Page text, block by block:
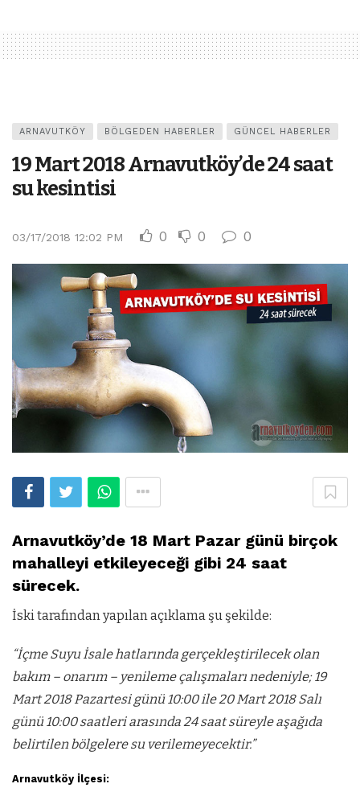
ARNAVUTKÖY BÖLGEDEN HABERLER GÜNCEL HABERLER
19 Mart 2018 Arnavutköy’de 24 saat
su kesintisi
03/17/2018 12:02 PM 0 0 0
Arnavutköy’de 18 Mart Pazar günü birçok
mahalleyi etkileyeceği gibi 24 saat
sürecek.
İski tarafından yapılan açıklama şu şekilde:
“İçme Suyu İsale hatlarında gerçekleştirilecek olan
bakım – onarım – yenileme çalışmaları nedeniyle; 19
Mart 2018 Pazartesi günü 10:00 ile 20 Mart 2018 Salı
günü 10:00 saatleri arasında 24 saat süreyle aşağıda
belirtilen bölgelere su verilemeyecektir.”
Arnavutköy İlçesi: